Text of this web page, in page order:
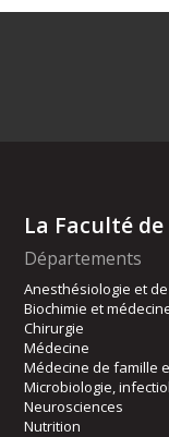
La Faculté
Départements
Anesthésiologie et
Biochimie et
Chirurgie
Médecine
Médecine de famille
Microbiologie,
Neurosciences
Nutrition